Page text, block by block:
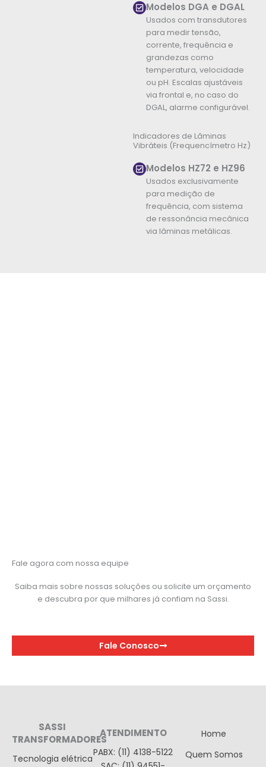
Modelos DGA e DGAL
Usados com transdutores
para medir tensão,
corrente, frequência e
grandezas como
temperatura, velocidade
ou pH. Escalas ajustáveis
via frontal e, no caso do
DGAL, alarme configurável.
Indicadores de Lâminas
Vibráteis (Frequencímetro Hz)
Modelos HZ72 e HZ96
Usados exclusivamente
para medição de
frequência, com sistema
de ressonância mecânica
via lâminas metálicas.
Fale agora com nossa equipe
Saiba mais sobre nossas soluções ou solicite um orçamento
e descubra por que milhares já confiam na Sassi.
Fale Conosco
SASSI
TRANSFORMADORES
Tecnologia elétrica
ATENDIMENTO
PABX: (11) 4138-5122
Home
Quem Somos